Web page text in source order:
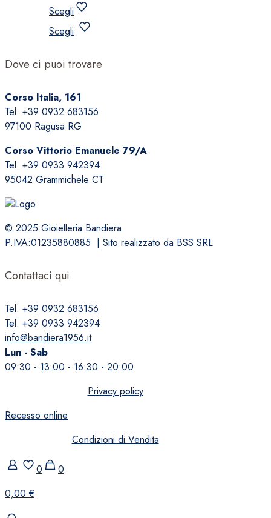
Scegli
Scegli Questo
più
Le
opzioni
possono
scelte
nella
pagina
Dove ci puoi trovare
Corso Italia, 161
Tel. +39 0932 683156
97100 Ragusa RG
Corso Vittorio Emanuele 79/A
Tel. +39 0933 942394
95042 Grammichele CT
© 2025 Gioielleria Bandiera
P.IVA:01235880885 | Sito realizzato da BSS SRL
Contattaci qui
Tel. +39 0932 683156
Tel. +39 0933 942394
info@bandiera1956.it
Lun - Sab
09:30 - 13:00 - 16:30 - 20:00
Privacy policy
Recesso online
Condizioni di Vendita
0
0
0,00 €